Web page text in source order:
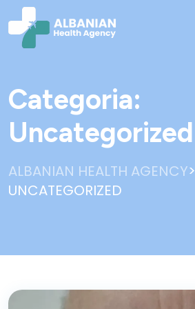
Categoria:
Uncategorized
ALBANIAN HEALTH AGENCY>
UNCATEGORIZED